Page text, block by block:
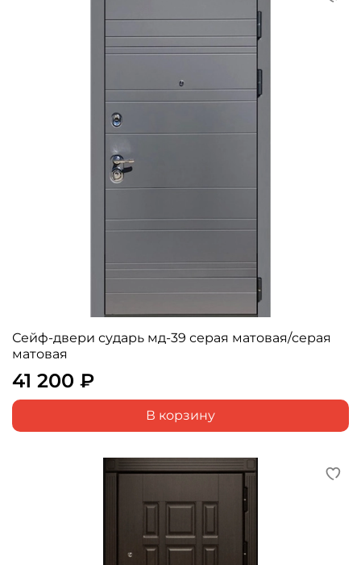
Сейф-двери сударь мд-39 серая матовая/серая
матовая
41 200 ₽
В корзину